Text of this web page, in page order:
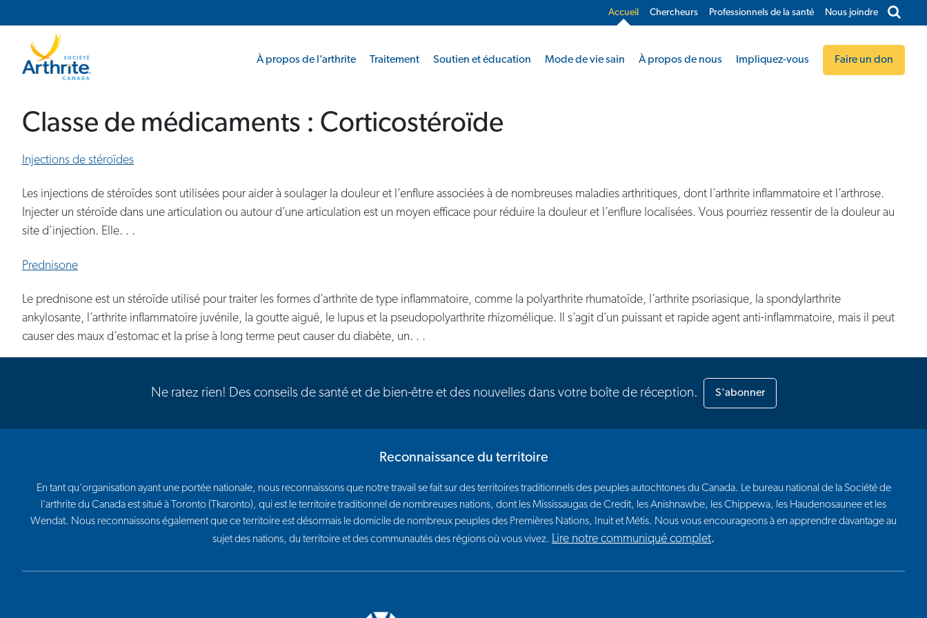
Accueil Chercheurs Professionnels de la santé Nous joindre​
Navigation secondaire
À propos de l’arthrite Traitement Soutien et éducation Mode de vie sain À propos de nous Impliquez-vous Faire un don
Classe de médicaments : Corticostéroïde
Injections de stéroïdes
Les injections de stéroïdes sont utilisées pour aider à soulager la douleur et l’enflure associées à de nombreuses maladies arthritiques, dont l’arthrite inflammatoire et l’arthrose.
Injecter un stéroïde dans une articulation ou autour d’une articulation est un moyen efficace pour réduire la douleur et l’enflure localisées. Vous pourriez ressentir de la douleur au
site d’injection. Elle. . .
Prednisone
Le prednisone est un stéroïde utilisé pour traiter les formes d’arthrite de type inflammatoire, comme la polyarthrite rhumatoïde, l’arthrite psoriasique, la spondylarthrite
ankylosante, l’arthrite inflammatoire juvénile, la goutte aiguë, le lupus et la pseudopolyarthrite rhizomélique. Il s’agit d’un puissant et rapide agent anti-inflammatoire, mais il peut
causer des maux d’estomac et la prise à long terme peut causer du diabète, un. . .
Ne ratez rien! Des conseils de santé et de bien-être et des nouvelles dans votre boîte de réception. S'abonner
Reconnaissance du territoire
En tant qu’organisation ayant une portée nationale, nous reconnaissons que notre travail se fait sur des territoires traditionnels des peuples autochtones du Canada. Le bureau national de la Société de
l’arthrite du Canada est situé à Toronto (Tkaronto), qui est le territoire traditionnel de nombreuses nations, dont les Mississaugas de Credit, les Anishnawbe, les Chippewa, les Haudenosaunee et les
Wendat. Nous reconnaissons également que ce territoire est désormais le domicile de nombreux peuples des Premières Nations, Inuit et Métis. Nous vous encourageons à en apprendre davantage au
sujet des nations, du territoire et des communautés des régions où vous vivez. Lire notre communiqué complet.